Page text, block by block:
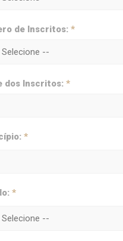
de Inscritos: *
dos Inscritos: *
*
*